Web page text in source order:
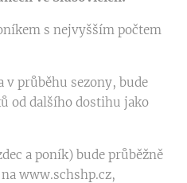
s nejvyšším počtem
v průběhu sezony, bude
od dalšího dostihu jako
a poník) bude průběžně
www.schshp.cz,